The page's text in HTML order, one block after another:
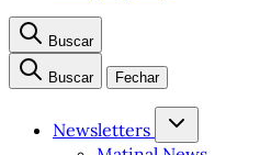
Buscar
Buscar Fechar
Newsletters